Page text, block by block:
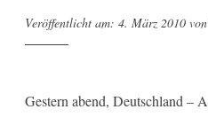
Veröffentlicht am: 4. März 2010 von
Gestern abend, Deutschland –